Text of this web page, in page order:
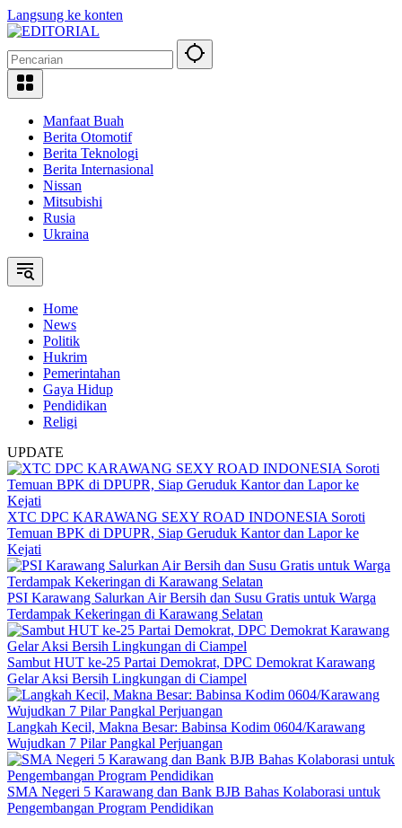
Langsung ke konten
Manfaat Buah
Berita Otomotif
Berita Teknologi
Berita Internasional
Nissan
Mitsubishi
Rusia
Ukraina
Home
News
Politik
Hukrim
Pemerintahan
Gaya Hidup
Pendidikan
Religi
UPDATE
XTC DPC KARAWANG SEXY ROAD INDONESIA Soroti
Temuan BPK di DPUPR, Siap Geruduk Kantor dan Lapor ke
Kejati
PSI Karawang Salurkan Air Bersih dan Susu Gratis untuk Warga
Terdampak Kekeringan di Karawang Selatan
Sambut HUT ke-25 Partai Demokrat, DPC Demokrat Karawang
Gelar Aksi Bersih Lingkungan di Ciampel
Langkah Kecil, Makna Besar: Babinsa Kodim 0604/Karawang
Wujudkan 7 Pilar Pangkal Perjuangan
SMA Negeri 5 Karawang dan Bank BJB Bahas Kolaborasi untuk
Pengembangan Program Pendidikan